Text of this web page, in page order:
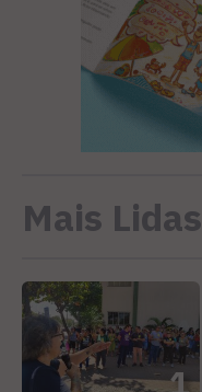
Mais Lidas
1